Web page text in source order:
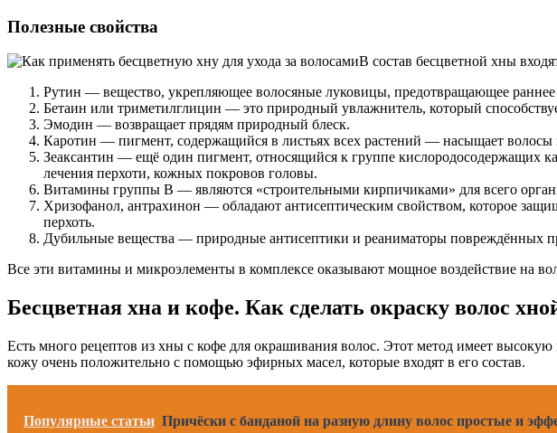
Полезные свойства
В состав бесцветной хны
Рутин — вещество, укрепляющее волосяные луковицы, предотвращающее раннее
Бетаин или триметилглицин — это природный увлажнитель, который
Эмодин — возвращает прядям природный блеск.
Каротин — пигмент, содержащийся в листьях всех растений — насыщает волосы
Зеаксантин — ещё один пигмент, относящийся к группе кислородосодержащих
лечения перхоти, кожных покровов головы.
Витамины группы B — являются «строительными кирпичиками» для всего
Хризофанол, антрахинон — обладают антисептическим свойством, которое
перхоть.
Дубильные вещества — природные антисептики и реаниматоры повреждённых
Все эти витамины и микроэлементы в комплексе оказывают мощное воздействие на
Бесцветная хна и кофе. Как сделать окраску волос
Есть много рецептов из хны с кофе для окрашивания волос. Этот метод имеет
кожу очень положительно с помощью эфирных масел, которые входят в его состав.
Популярные статьи Причёски с банданой на разную длину волос простые и